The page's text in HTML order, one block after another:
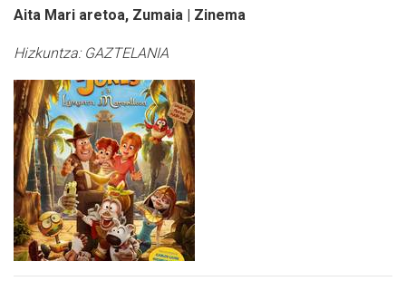
Aita Mari aretoa, Zumaia | Zinema
Hizkuntza: GAZTELANIA